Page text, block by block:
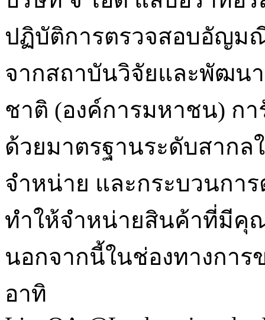
ปฏิบัติการตรวจสอบอัญมณี
จากสถาบันวิจัยและพัฒน
ชาติ (องค์การมหาชน) ก
ด้วยมาตรฐานระดับสาก
จำหน่าย และกระบวนกา
ทำให้จำหน่ายสินค้าที่มีคุ
นอกจากนี้ในช่องทางกา
อาทิ